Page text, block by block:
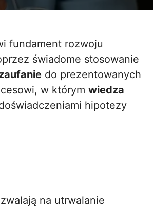
fundament rozwoju
świadome stosowanie
do prezentowanych
w którym wiedza
hipotezy
na utrwalanie